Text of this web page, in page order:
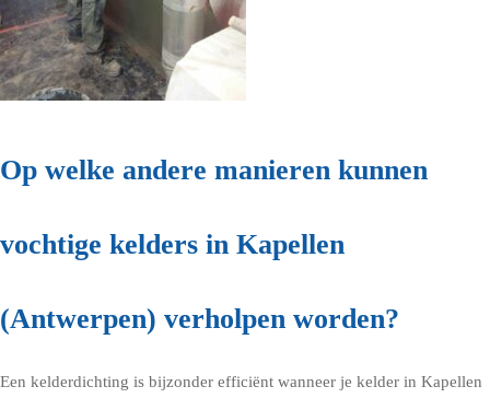
Op welke andere manieren kunnen
vochtige kelders in Kapellen
(Antwerpen) verholpen worden?
Een kelderdichting is bijzonder efficiënt wanneer je kelder in Kapellen